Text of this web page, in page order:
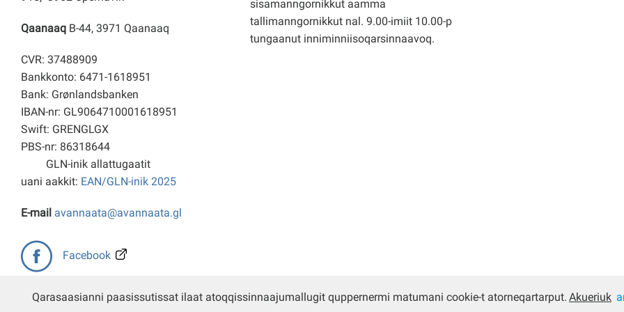
Qaanaaq B-44, 3971 Qaanaaq
CVR: 37488909
Bankkonto: 6471-1618951
Bank: Grønlandsbanken
IBAN-nr: GL9064710001618951
Swift: GRENGLGX
PBS-nr: 86318644
GLN-inik allattugaatit
uani aakkit: EAN/GLN-inik 2025
E-mail avannaata@avannaata.gl
Facebook
sisamanngornikkut aamma
tallimanngornikkut nal. 9.00-imiit 10.00-p
tungaanut inniminniisoqarsinnaavoq.
Qarasaasianni paasissutissat ilaat atoqqissinnaajumallugit quppernermi matumani cookie-t atorneqartarput. Akueriuk